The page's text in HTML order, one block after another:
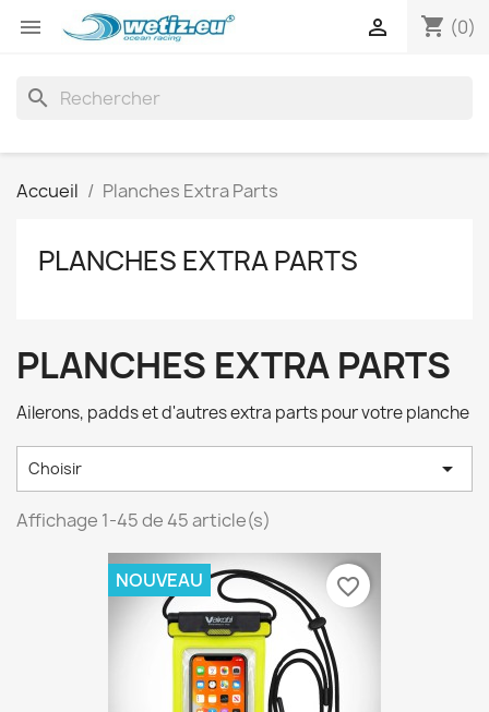
 shopping_cart (0)

search
Accueil Planches Extra Parts
PLANCHES EXTRA PARTS
PLANCHES EXTRA PARTS
Ailerons, padds et d'autres extra parts pour votre planche
Choisir 
Affichage 1-45 de 45 article(s)
NOUVEAU favorite_border